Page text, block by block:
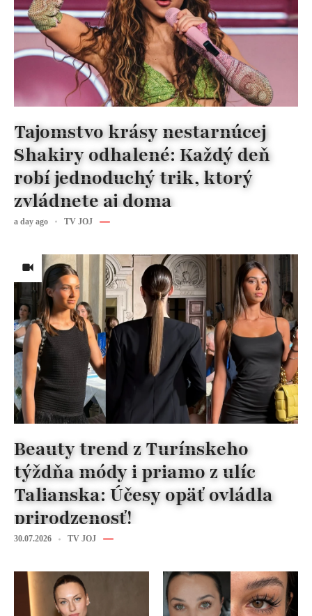
Tajomstvo krásy nestarnúcej
Shakiry odhalené: Každý deň
robí jednoduchý trik, ktorý
zvládnete aj doma
a day ago TV JOJ
Beauty trend z Turínskeho
týždňa módy i priamo z ulíc
Talianska: Účesy opäť ovládla
prirodzenosť!
30.07.2026 TV JOJ